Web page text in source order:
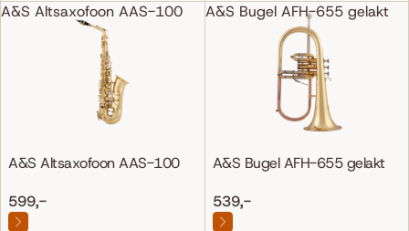
A&S Altsaxofoon AAS-100
A&S Altsaxofoon AAS-100
599,-
A&S Bugel AFH-655 gelakt
A&S Bugel AFH-655 gelakt
539,-